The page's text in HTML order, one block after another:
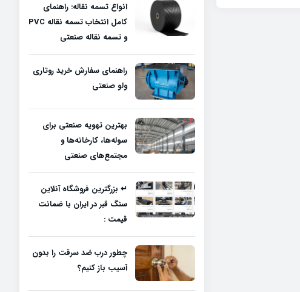
انواع تسمه نقاله: راهنمای
کامل انتخاب تسمه نقاله PVC
و تسمه نقاله صنعتی
راهنمای سفارش خرید روتاری
ولو صنعتی
بهترین تهویه صنعتی برای
سوله‌ها، کارخانه‌ها و
مجتمع‌های صنعتی
↵ بزرگترین فروشگاه آنلاین
سنگ قبر در ایران با ضمانت
قیمت :
چطور درب ضد سرقت را بدون
آسیب باز کنیم؟